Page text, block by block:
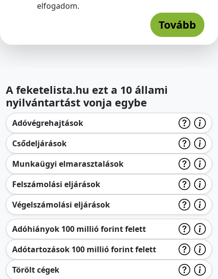
elfogadom.
Tovább
A feketelista.hu ezt a 10 állami
nyilvántartást vonja egybe
Adóvégrehajtások
Csődeljárások
Munkaügyi elmarasztalások
Felszámolási eljárások
Végelszámolási eljárások
Adóhiányok 100 millió forint felett
Adótartozások 100 millió forint felett
Törölt cégek